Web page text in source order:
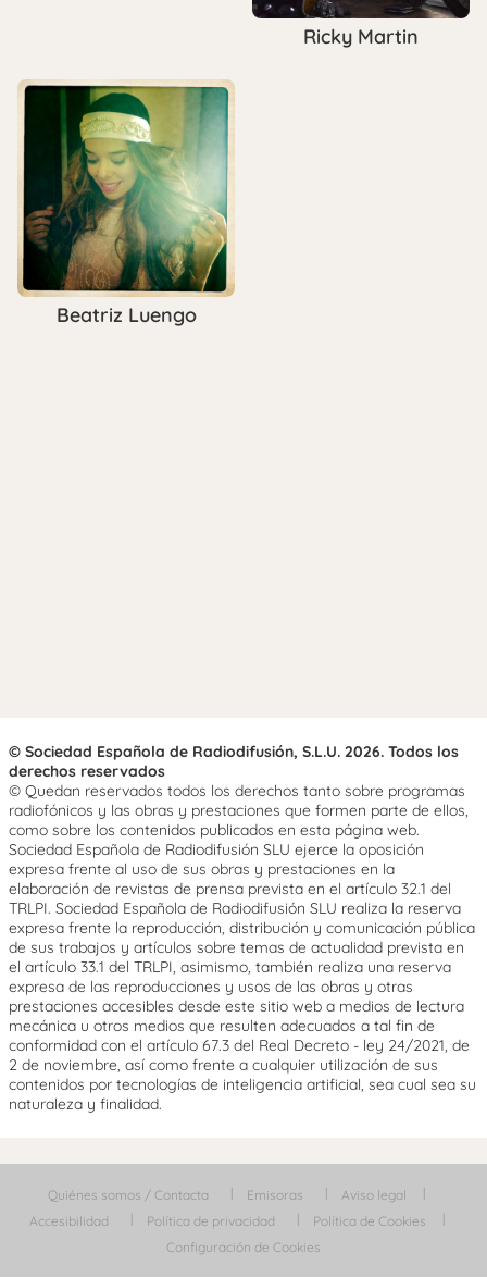
Ricky Martin
Beatriz Luengo
© Sociedad Española de Radiodifusión, S.L.U. 2026. Todos los
derechos reservados
© Quedan reservados todos los derechos tanto sobre programas
radiofónicos y las obras y prestaciones que formen parte de ellos,
como sobre los contenidos publicados en esta página web.
Sociedad Española de Radiodifusión SLU ejerce la oposición
expresa frente al uso de sus obras y prestaciones en la
elaboración de revistas de prensa prevista en el artículo 32.1 del
TRLPI. Sociedad Española de Radiodifusión SLU realiza la reserva
expresa frente la reproducción, distribución y comunicación pública
de sus trabajos y artículos sobre temas de actualidad prevista en
el artículo 33.1 del TRLPI, asimismo, también realiza una reserva
expresa de las reproducciones y usos de las obras y otras
prestaciones accesibles desde este sitio web a medios de lectura
mecánica u otros medios que resulten adecuados a tal fin de
conformidad con el artículo 67.3 del Real Decreto - ley 24/2021, de
2 de noviembre, así como frente a cualquier utilización de sus
contenidos por tecnologías de inteligencia artificial, sea cual sea su
naturaleza y finalidad.
Quiénes somos / Contacta Emisoras
Aviso legal
Accesibilidad
Política de privacidad
Política de Cookies
Configuración de Cookies